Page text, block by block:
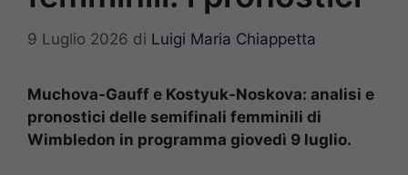
9 Luglio 2026 di Luigi Maria Chiappetta
Muchova-Gauff e Kostyuk-Noskova: analisi e
pronostici delle semifinali femminili di
Wimbledon in programma giovedì 9 luglio.